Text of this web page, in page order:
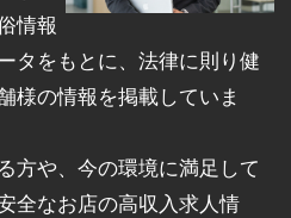
情報
タをもとに、法律に則り健
様の情報を掲載していま
方や、今の環境に満足して
全なお店の高収入求人情